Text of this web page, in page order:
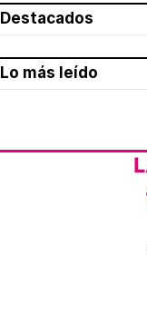
Destacados
Lo más leído